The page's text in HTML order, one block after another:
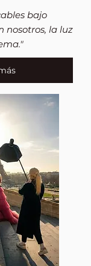
bajo
nosotros, la luz